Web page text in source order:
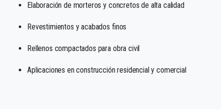
Elaboración de morteros y concretos de alta calidad
Revestimientos y acabados finos
Rellenos compactados para obra civil
Aplicaciones en construcción residencial y comercial